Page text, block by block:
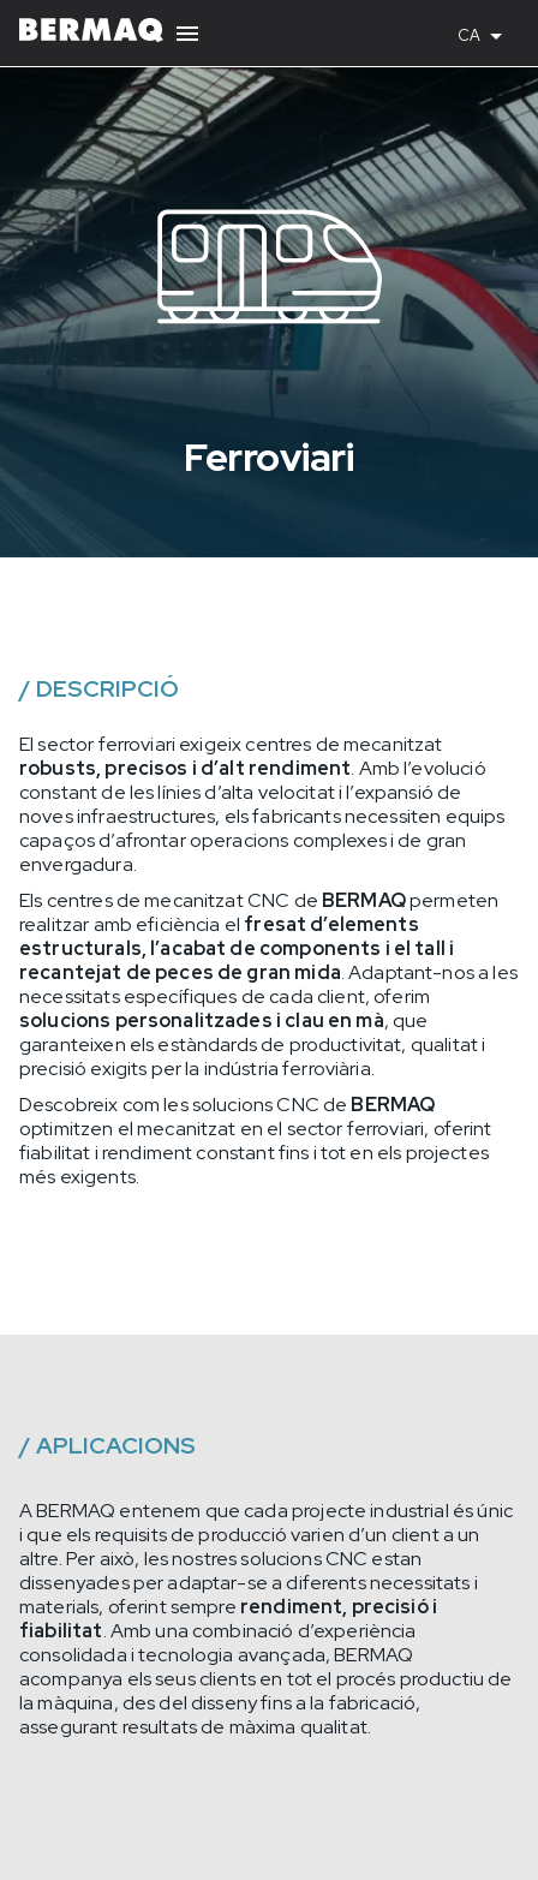
CA
Ferroviari
/ DESCRIPCIÓ
El sector ferroviari exigeix centres de mecanitzat
robusts, precisos i d’alt rendiment. Amb l’evolució
constant de les línies d’alta velocitat i l’expansió de
noves infraestructures, els fabricants necessiten equips
capaços d’afrontar operacions complexes i de gran
envergadura.
Els centres de mecanitzat CNC de BERMAQpermeten
realitzar amb eficiència el fresat d’elements
estructurals, l’acabat de components i el tall i
recantejat de peces de gran mida. Adaptant-nos a les
necessitats específiques de cada client, oferim
solucions personalitzades i clau en mà, que
garanteixen els estàndards de productivitat, qualitat i
precisió exigits per la indústria ferroviària.
Descobreix com les solucions CNC de BERMAQ
optimitzen el mecanitzat en el sector ferroviari, oferint
fiabilitat i rendiment constant fins i tot en els projectes
més exigents.
/APLICACIONS
A BERMAQ entenem que cada projecte industrial és únic
i que els requisits de producció varien d’un client a un
altre. Per això, les nostres solucions CNC estan
dissenyades per adaptar-se a diferents necessitats i
materials, oferint sempre rendiment, precisió i
fiabilitat. Amb una combinació d’experiència
consolidada i tecnologia avançada, BERMAQ
acompanya els seus clients en tot el procés productiu de
la màquina, des del disseny fins a la fabricació,
assegurant resultats de màxima qualitat.